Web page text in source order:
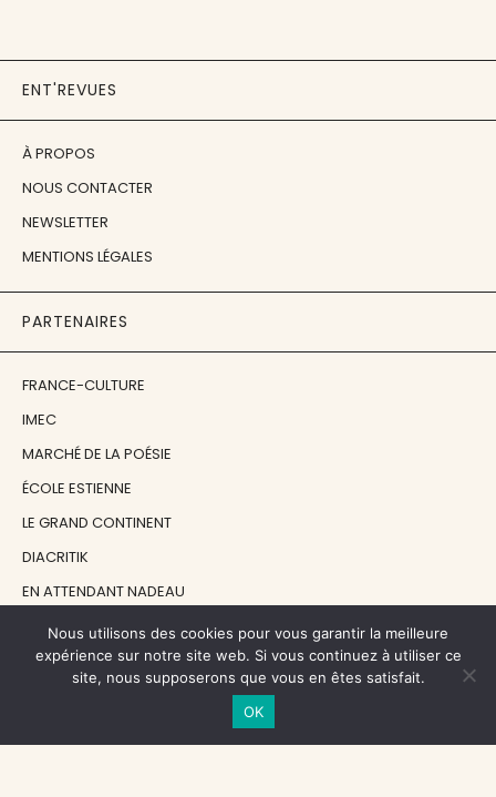
ENT'REVUES
À PROPOS
NOUS CONTACTER
NEWSLETTER
MENTIONS LÉGALES
PARTENAIRES
FRANCE-CULTURE
IMEC
MARCHÉ DE LA POÉSIE
ÉCOLE ESTIENNE
LE GRAND CONTINENT
DIACRITIK
EN ATTENDANT NADEAU
NOS SOUTIENS
Nous utilisons des cookies pour vous garantir la meilleure
expérience sur notre site web. Si vous continuez à utiliser ce
site, nous supposerons que vous en êtes satisfait.
OK